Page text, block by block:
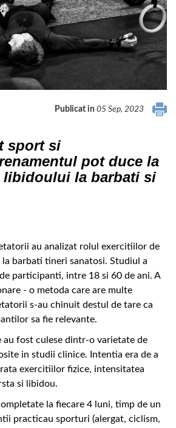
Publicat in 05 Sep, 2023
sport si
pot duce la
libidoului la barbati si
au analizat rolul exercitiilor de
barbati tineri sanatosi. Studiul a
participanti, intre 18 si 60 de ani. A
- o metoda care are multe
s-au chinuit destul de tare ca
sa fie relevante.
au fost culese dintr-o varietate de
in studii clinice. Intentia era de a
exercitiilor fizice, intensitatea
si libidou.
la fiecare 4 luni, timp de un
practicau sporturi (alergat, ciclism,